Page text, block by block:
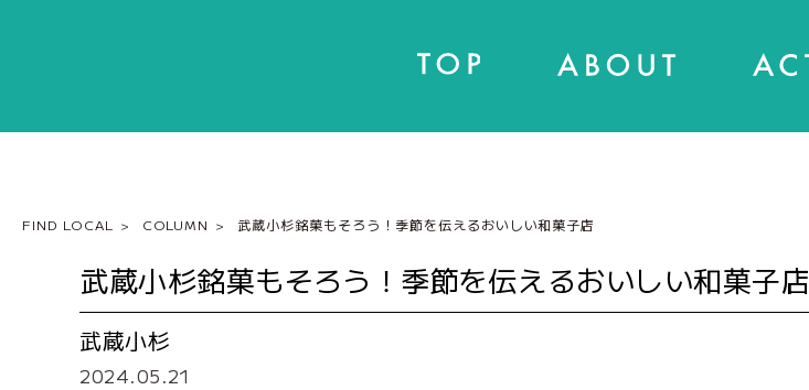
FIND LOCAL COLUMN 武蔵小杉銘菓もそろう！季節を伝えるおいしい和菓子店
武蔵小杉銘菓もそろう！季節を伝えるおいしい和菓子店
武蔵小杉
2024.05.21